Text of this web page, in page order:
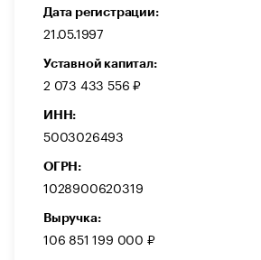
Дата регистрации:
21.05.1997
Уставной капитал:
2 073 433 556 ₽
ИНН:
5003026493
ОГРН:
1028900620319
Выручка:
106 851 199 000 ₽